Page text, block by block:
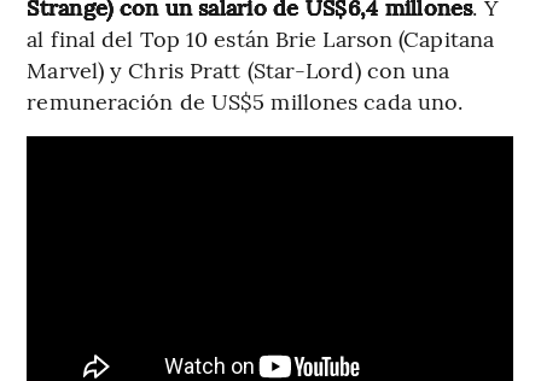
Strange) con un salario de US$6,4 millones. Y
al final del Top 10 están Brie Larson (Capitana
Marvel) y Chris Pratt (Star-Lord) con una
remuneración de US$5 millones cada uno.